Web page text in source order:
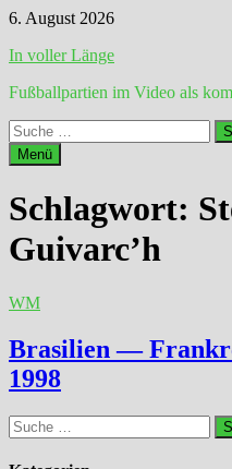
Zum
springen
6. August 2026
In voller Länge
Fußballpartien im Video als
Suche
nach:
Menü
Schlagwort:
Guivarc’h
WM
Brasilien —
1998
Suche
nach: